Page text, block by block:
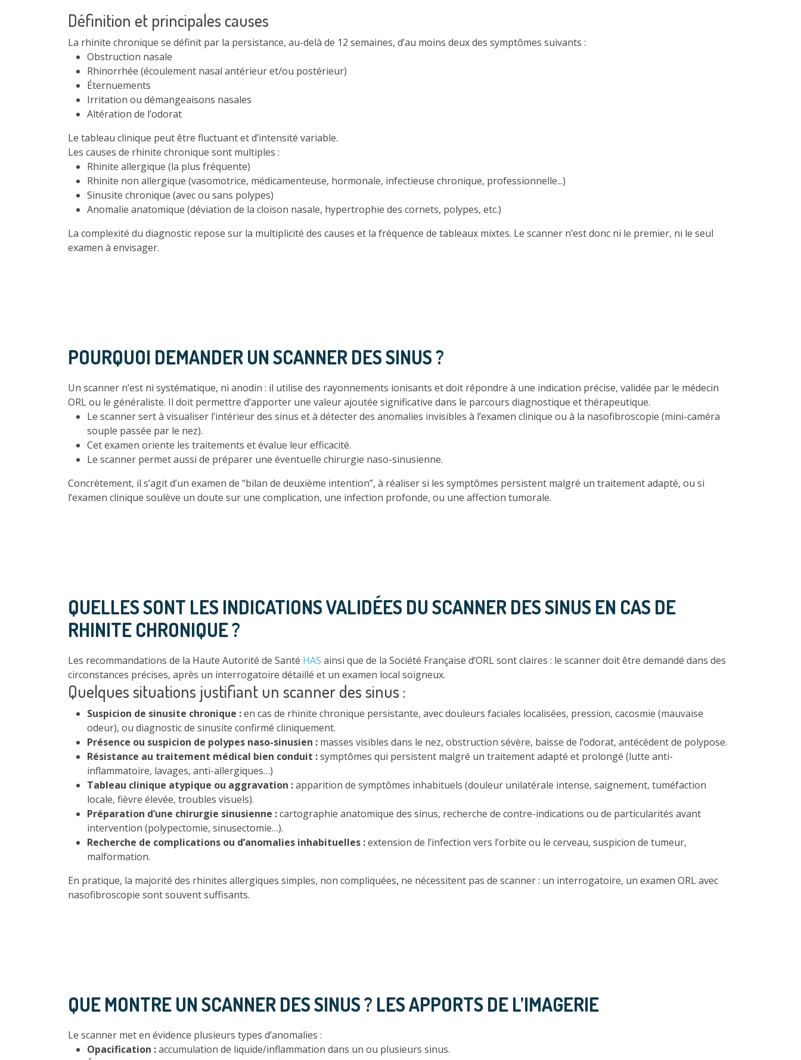
Définition et principales causes
La rhinite chronique se définit par la persistance, au-delà de 12 semaines, d’au moins deux des symptômes suivants :
Obstruction nasale
Rhinorrhée (écoulement nasal antérieur et/ou postérieur)
Éternuements
Irritation ou démangeaisons nasales
Altération de l’odorat
Le tableau clinique peut être fluctuant et d’intensité variable.
Les causes de rhinite chronique sont multiples :
Rhinite allergique (la plus fréquente)
Rhinite non allergique (vasomotrice, médicamenteuse, hormonale, infectieuse chronique, professionnelle...)
Sinusite chronique (avec ou sans polypes)
Anomalie anatomique (déviation de la cloison nasale, hypertrophie des cornets, polypes, etc.)
La complexité du diagnostic repose sur la multiplicité des causes et la fréquence de tableaux mixtes. Le scanner n’est donc ni le premier, ni le seul
examen à envisager.
POURQUOI DEMANDER UN SCANNER DES SINUS ?
Un scanner n’est ni systématique, ni anodin : il utilise des rayonnements ionisants et doit répondre à une indication précise, validée par le médecin
ORL ou le généraliste. Il doit permettre d’apporter une valeur ajoutée significative dans le parcours diagnostique et thérapeutique.
Le scanner sert à visualiser l’intérieur des sinus et à détecter des anomalies invisibles à l’examen clinique ou à la nasofibroscopie (mini-caméra
souple passée par le nez).
Cet examen oriente les traitements et évalue leur efficacité.
Le scanner permet aussi de préparer une éventuelle chirurgie naso-sinusienne.
Concrètement, il s’agit d’un examen de “bilan de deuxième intention”, à réaliser si les symptômes persistent malgré un traitement adapté, ou si
l’examen clinique soulève un doute sur une complication, une infection profonde, ou une affection tumorale.
QUELLES SONT LES INDICATIONS VALIDÉES DU SCANNER DES SINUS EN CAS DE
RHINITE CHRONIQUE ?
Les recommandations de la Haute Autorité de Santé HAS ainsi que de la Société Française d’ORL sont claires : le scanner doit être demandé dans des
circonstances précises, après un interrogatoire détaillé et un examen local soigneux.
Quelques situations justifiant un scanner des sinus :
Suspicion de sinusite chronique :en cas de rhinite chronique persistante, avec douleurs faciales localisées, pression, cacosmie (mauvaise
odeur), ou diagnostic de sinusite confirmé cliniquement.
Présence ou suspicion de polypes naso-sinusien : masses visibles dans le nez, obstruction sévère, baisse de l’odorat, antécédent de polypose.
Résistance au traitement médical bien conduit :symptômes qui persistent malgré un traitement adapté et prolongé (lutte anti-
inflammatoire, lavages, anti-allergiques…)
Tableau clinique atypique ou aggravation :apparition de symptômes inhabituels (douleur unilatérale intense, saignement, tuméfaction
locale, fièvre élevée, troubles visuels).
Préparation d’une chirurgie sinusienne :cartographie anatomique des sinus, recherche de contre-indications ou de particularités avant
intervention (polypectomie, sinusectomie…).
Recherche de complications ou d’anomalies inhabituelles :extension de l’infection vers l’orbite ou le cerveau, suspicion de tumeur,
malformation.
En pratique, la majorité des rhinites allergiques simples, non compliquées, ne nécessitent pas de scanner : un interrogatoire, un examen ORL avec
nasofibroscopie sont souvent suffisants.
QUE MONTRE UN SCANNER DES SINUS ? LES APPORTS DE L’IMAGERIE
Le scanner met en évidence plusieurs types d’anomalies :
Opacification :accumulation de liquide/inflammation dans un ou plusieurs sinus.